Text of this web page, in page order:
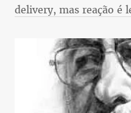
delivery, mas reação é